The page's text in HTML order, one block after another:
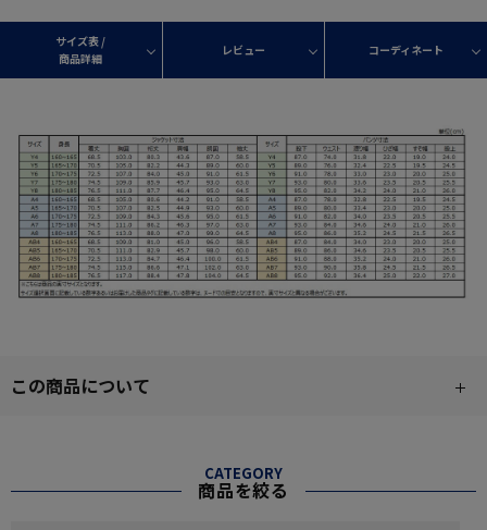
サイズ表 /
商品詳細
レビュー コーディネート
この商品について
CATEGORY
商品を絞る